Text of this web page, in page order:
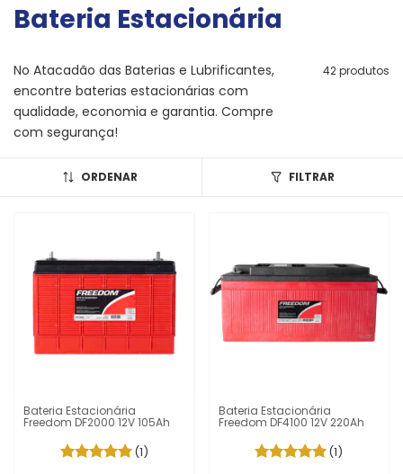
Bateria Estacionária
No Atacadão das Baterias e Lubrificantes,
encontre baterias estacionárias com
qualidade, economia e garantia. Compre
com segurança!
42 produtos
ORDENAR FILTRAR
Bateria Estacionária
Freedom DF2000 12V 105Ah
(1)
Bateria Estacionária
Freedom DF4100 12V 220Ah
(1)